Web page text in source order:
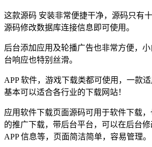
这款源码 安装非常便捷干净，源码只有
源码修改数据库连接信息即可使用。
后台添加应用及轮播广告也非常方便，
台响应也特别丝滑。
APP 软件，游戏下载类都可使用，一款适
基本可以适合各行业的下载网站！
应用软件下载页面源码可用于软件下载
的推广下载，带后台平台，可以在后台
APP 信息等，页面简洁简单，容易管理。